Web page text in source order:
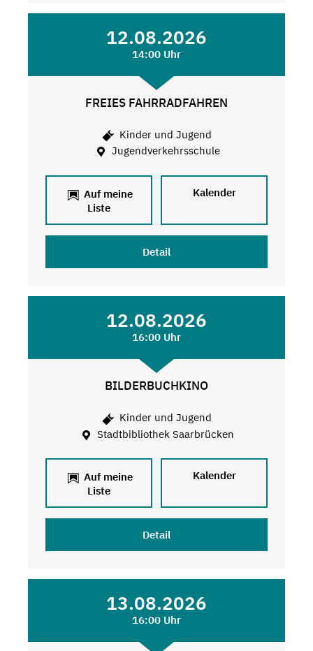
12.08.2026
14:00 Uhr
FREIES FAHRRADFAHREN
Kinder und Jugend
Jugendverkehrsschule
Auf meine
Liste
Kalender
Detail
12.08.2026
16:00 Uhr
BILDERBUCHKINO
Kinder und Jugend
Stadtbibliothek Saarbrücken
Auf meine
Liste
Kalender
Detail
13.08.2026
16:00 Uhr